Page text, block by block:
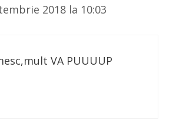
2018 la 10:03
VA PUUUUP